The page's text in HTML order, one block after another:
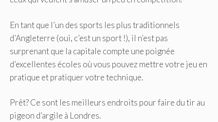
En tant que l’un des sports les plus traditionnels
d’Angleterre (oui, c’est un sport !), il n’est pas
surprenant que la capitale compte une poignée
d’excellentes écoles où vous pouvez mettre votre jeu en
pratique et pratiquer votre technique.
Prêt? Ce sont les meilleurs endroits pour faire du tir au
pigeon d’argile à Londres.